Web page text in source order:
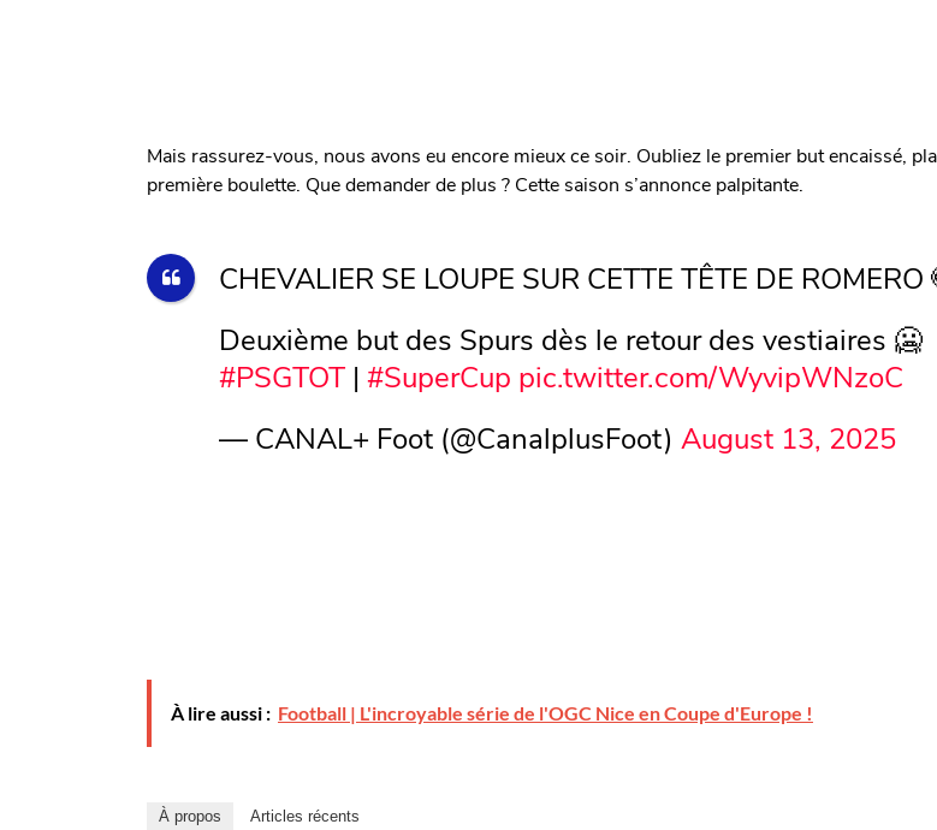
Mais rassurez-vous, nous avons eu encore mieux ce soir. Oubliez le premier but encaissé,
première boulette. Que demander de plus ? Cette saison s’annonce palpitante.
CHEVALIER SE LOUPE SUR CETTE TÊTE DE ROMERO
Deuxième but des Spurs dès le retour des vestiaires 🥶
#PSGTOT | #SuperCup pic.twitter.com/WyvipWNzoC
— CANAL+ Foot (@CanalplusFoot) August 13, 2025
À lire aussi : Football | L'incroyable série de l'OGC Nice en Coupe d'Europe !
À propos Articles récents